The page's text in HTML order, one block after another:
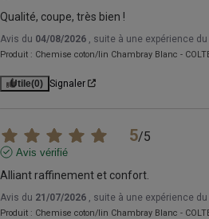
Qualité, coupe, très bien !
Avis du 04/08/2026 , suite à une expérience du
Produit : Chemise coton/lin Chambray Blanc -
Utile(0) Signaler
5/5
Avis vérifié
Alliant raffinement et confort.
Avis du 21/07/2026 , suite à une expérience du
Produit : Chemise coton/lin Chambray Blanc -